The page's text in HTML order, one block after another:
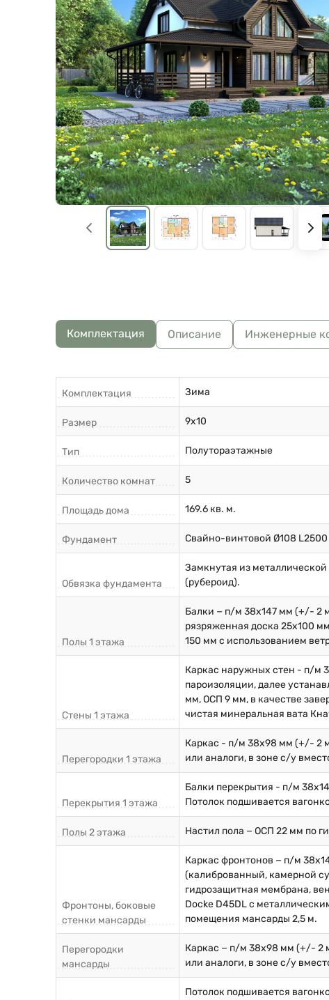
Комплектация Описание Инженерные
Комплектация Зима
Размер 9х10
Тип Полутораэтажные
Количество комнат 5
Площадь дома 169.6 кв. м.
Фундамент Свайно-винтовой Ø108
Обвязка фундамента
Замкнутая из
(рубероид).
Полы 1 этажа
Балки − п/м 38х147 мм (+/- 2
рязряженная доска 25х100
150 мм с использованием
Стены 1 этажа
Каркас наружных стен - п/м
пароизоляции, далее
мм, ОСП 9 мм, в качестве
чистая минеральная вата
Перегородки 1 этажа
Каркас - п/м 38х98 мм (+/- 2
или аналоги, в зоне с/у
Перекрытия 1 этажа
Балки перекрытия - п/м
Потолок подшивается
Полы 2 этажа Настил пола − ОСП 22 мм по
Фронтоны, боковые
стенки мансарды
Каркас фронтонов − п/м
(калиброванный, камерной
гидрозащитная мембрана,
Docke D45DL с
помещения мансарды 2,5 м.
Перегородки
мансарды
Каркас − п/м 38х98 мм (+/- 2
или аналоги, в зоне с/у
Потолок подшивается